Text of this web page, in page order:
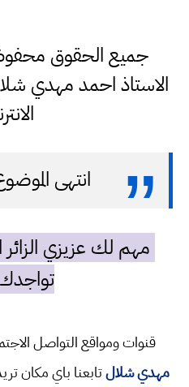
جميع الحقوق
الاستاذ احمد مهدي
انتهى
مهم لك عزيزي
قنوات ومواقع التواصل
مهدي شلالتابعنا باي مكان